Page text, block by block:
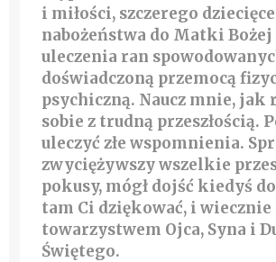
i miłości, szczerego
nabożeństwa do Matki Bożej
uleczenia ran
doświadczoną przemocą
psychiczną. Naucz mnie, jak
sobie z trudną przeszłością.
uleczyć złe wspomnienia.
zwyciężywszy wszelkie
pokusy, mógł dojść kiedyś
tam Ci dziękować, i wiecznie
towarzystwem Ojca, Syna i
Świętego.